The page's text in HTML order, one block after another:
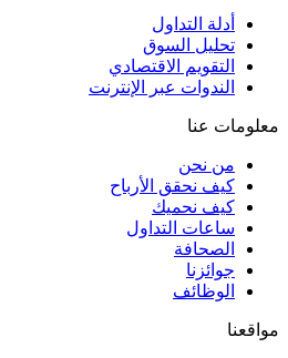
أدلة التداول
تحليل السوق
التقويم الاقتصادي
الندوات عبر الإنترنت
معلومات عنا
من نحن
كيف نحقق الأرباح
كيف نحميك
ساعات التداول
الصحافة
جوائزنا
الوظائف
مواقعنا